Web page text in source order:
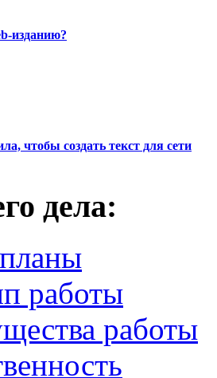
изданию?
чтобы создать текст для сети
дела:
работы
работы